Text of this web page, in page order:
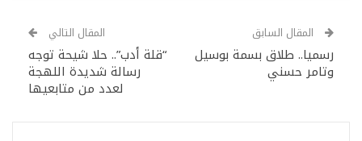
المقال السابق
رسميا.. طلاق بسمة بوسيل
وتامر حسني
المقال التالي
“قلة أدب”.. حلا شيحة توجه
رسالة شديدة اللهجة
لعدد من متابعيها